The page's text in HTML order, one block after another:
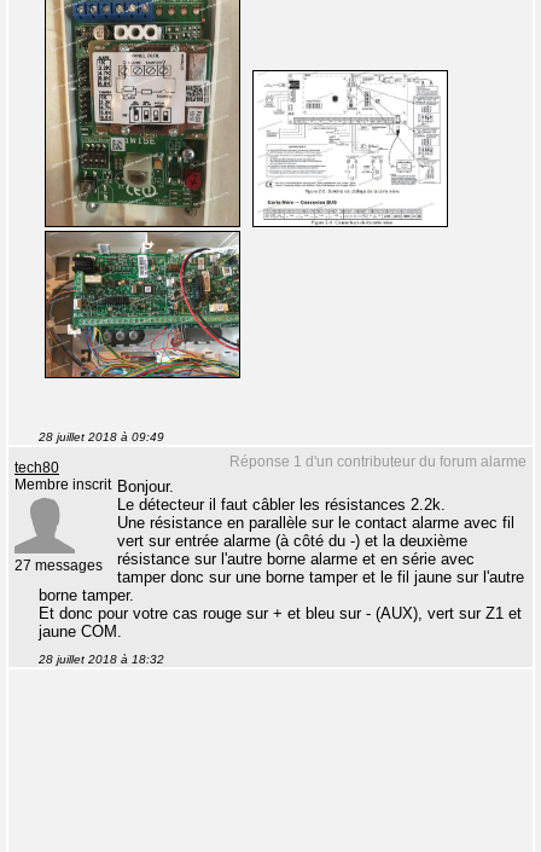
28 juillet 2018 à 09:49
Réponse 1 d'un contributeur du forum alarme
tech80
Membre inscrit
27 messages
Bonjour.
Le détecteur il faut câbler les résistances 2.2k.
Une résistance en parallèle sur le contact alarme avec fil
vert sur entrée alarme (à côté du -) et la deuxième
résistance sur l'autre borne alarme et en série avec
tamper donc sur une borne tamper et le fil jaune sur l'autre
borne tamper.
Et donc pour votre cas rouge sur + et bleu sur - (AUX), vert sur Z1 et
jaune COM.
28 juillet 2018 à 18:32